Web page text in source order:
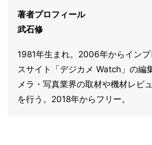
著者プロフィール
武石修
1981年生まれ。2006年からイン
スサイト「デジカメ Watch」の編
メラ・写真業界の取材や機材レビ
を行う。2018年からフリー。